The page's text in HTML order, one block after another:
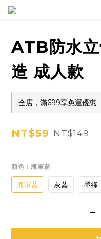
ATB防水
造 成人款
全店，滿699享免運優惠
NT$59 NT$149
顏色 : 海軍藍
海軍藍 灰藍 墨綠